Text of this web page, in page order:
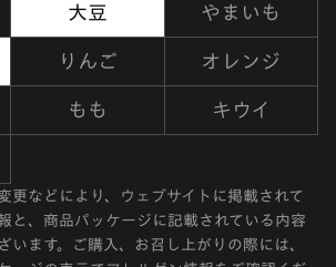
大豆 やまいも
りんご オレンジ
もも キウイ
更などにより、ウェブサイトに掲載されて
と、商品パッケージに記載されている内容
います。ご購入、お召し上がりの際には、